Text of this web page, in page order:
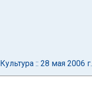
Культура :: 28 мая 2006 г.